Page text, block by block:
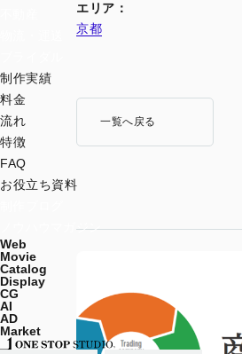
制作実績
料金
流れ
特徴
FAQ
お役立ち資料
ノウハウマガジン
Web
Movie
Catalog
Display
CG
AI
AD
Market
エリア：
京都
一覧へ戻る